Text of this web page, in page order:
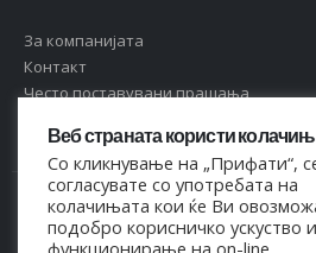
За компанијата
Контакт
Често поставувани прашања
© Copyright 2021. Сите права се
Веб страната користи
Со кликнување на „Прифати“,
согласувате со употребата на
колачињата кои ќе Ви
подобро корисничко ускуство и
функционирање на on-line